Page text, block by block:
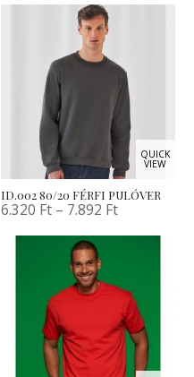
QUICK
VIEW
ID.002 80/20 FÉRFI PULÓVER
6.320 Ft – 7.892 Ft